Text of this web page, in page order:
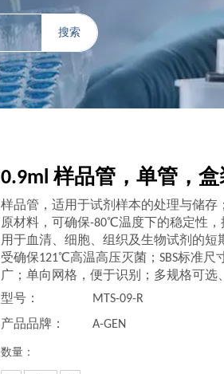
搜索
0.9ml 样品管，单管，
样品管，适用于试剂样本的处理与储存
原材料，可确保-80℃温度下的稳定性，
用于血清、细胞、组织及生物试剂的短
受确保121℃高温高压灭菌；SBS标准尺
广；单向网格，便于识别；多规格可选
型号：
MTS-09-R
产品品牌：
A-GEN
数量：